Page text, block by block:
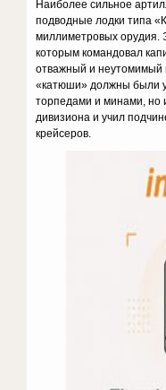
Наиболее сильное
подводные лодки типа
миллиметровых орудия.
которым командовал
отважный и неутомимый
«катюши» должны были
торпедами и минами, но
дивизиона и учил
крейсеров.